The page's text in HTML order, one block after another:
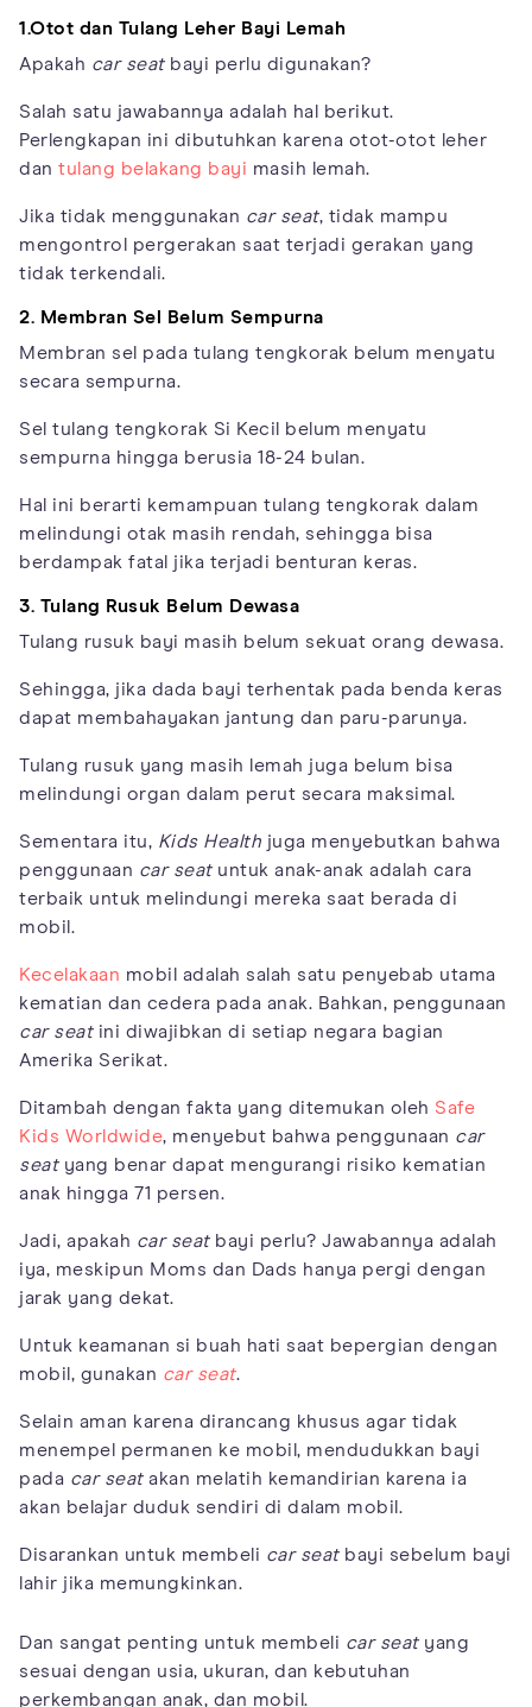
1.Otot dan Tulang Leher Bayi Lemah
Apakah car seatbayi perlu digunakan?
Salah satu jawabannya adalah hal berikut.
Perlengkapan ini dibutuhkan karena otot-otot leher
dan tulang belakang bayi masih lemah.
Jika tidak menggunakan car seat, tidak mampu
mengontrol pergerakan saat terjadi gerakan yang
tidak terkendali.
2. Membran Sel Belum Sempurna
Membran sel pada tulang tengkorak belum menyatu
secara sempurna.
Sel tulang tengkorak Si Kecil belum menyatu
sempurna hingga berusia 18-24 bulan.
Hal ini berarti kemampuan tulang tengkorak dalam
melindungi otak masih rendah, sehingga bisa
berdampak fatal jika terjadi benturan keras.
3. Tulang Rusuk Belum Dewasa
Tulang rusuk bayi masih belum sekuat orang dewasa.
Sehingga, jika dada bayi terhentak pada benda keras
dapat membahayakan jantung dan paru-parunya.
Tulang rusuk yang masih lemah juga belum bisa
melindungi organ dalam perut secara maksimal.
Sementara itu, Kids Health juga menyebutkan bahwa
penggunaan car seatuntuk anak-anak adalah cara
terbaik untuk melindungi mereka saat berada di
mobil.
Kecelakaan mobil adalah salah satu penyebab utama
kematian dan cedera pada anak. Bahkan, penggunaan
car seatini diwajibkan di setiap negara bagian
Amerika Serikat.
Ditambah dengan fakta yang ditemukan oleh Safe
Kids Worldwide, menyebut bahwa penggunaan car
seatyang benar dapat mengurangi risiko kematian
anak hingga 71 persen.
Jadi, apakah car seatbayi perlu? Jawabannya adalah
iya, meskipun Moms dan Dads hanya pergi dengan
jarak yang dekat.
Untuk keamanan si buah hati saat bepergian dengan
mobil, gunakan car seat.
Selain aman karena dirancang khusus agar tidak
menempel permanen ke mobil, mendudukkan bayi
pada car seatakan melatih kemandirian karena ia
akan belajar duduk sendiri di dalam mobil.
Disarankan untuk membeli car seatbayi sebelum bayi
lahir jika memungkinkan.
Dan sangat penting untuk membeli car seatyang
sesuai dengan usia, ukuran, dan kebutuhan
perkembangan anak, dan mobil.